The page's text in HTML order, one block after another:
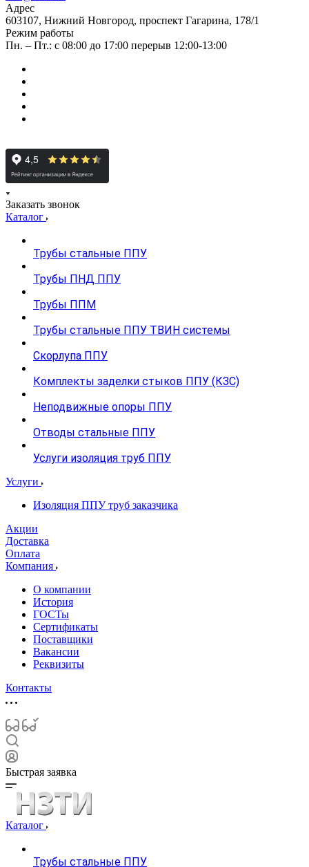
Адрес
603107, Нижний Новгород, проспект Гагарина, 178/1
Режим работы
Пн. – Пт.: с 08:00 до 17:00 перерыв 12:00-13:00
Заказать звонок
Каталог
Трубы стальные ППУ
Трубы ПНД ППУ
Трубы ППМ
Трубы стальные ППУ ТВИН системы
Скорлупа ППУ
Комплекты заделки стыков ППУ (КЗС)
Неподвижные опоры ППУ
Отводы стальные ППУ
Услуги изоляция труб ППУ
Услуги
Изоляция ППУ труб заказчика
Акции
Доставка
Оплата
Компания
О компании
История
ГОСТы
Сертификаты
Поставщики
Вакансии
Реквизиты
Контакты
Быстрая заявка
Каталог
Трубы стальные ППУ